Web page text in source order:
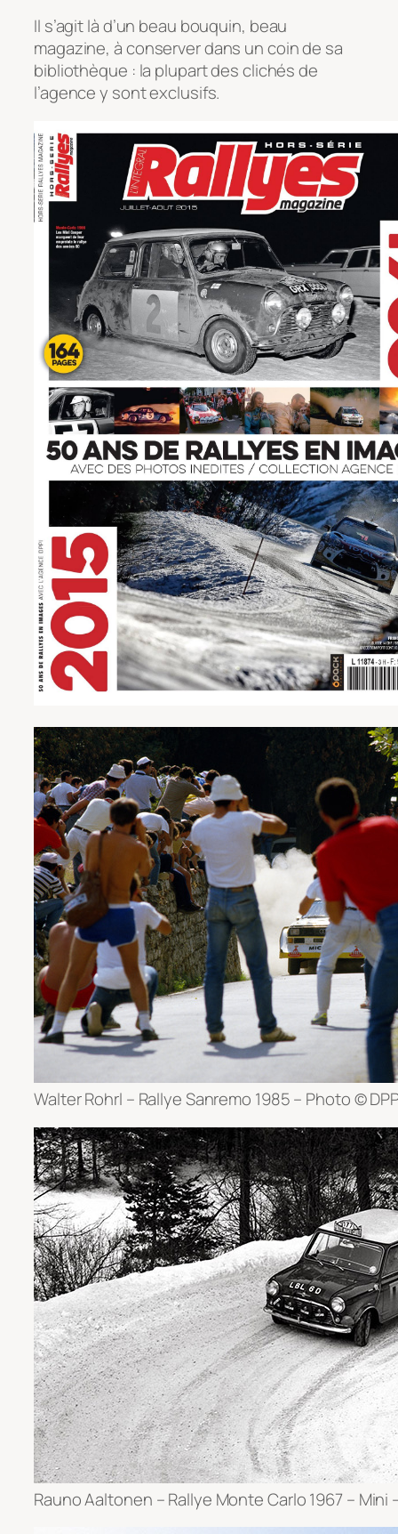
Il s’agit là d’un beau bouquin, beau
magazine, à conserver dans un coin de sa
bibliothèque : la plupart des clichés de
l’agence y sont exclusifs.
Walter Rohrl – Rallye Sanremo 1985 – Photo ©
Rauno Aaltonen – Rallye Monte Carlo 1967 – Mini